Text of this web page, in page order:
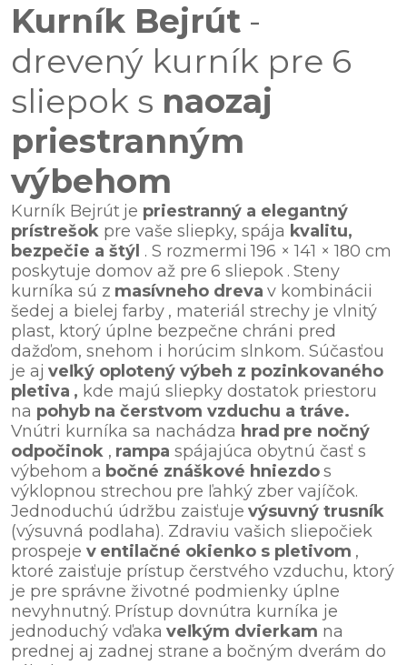
Kurník Bejrút -
drevený kurník pre 6
sliepok s naozaj
priestranným
výbehom
Kurník Bejrút je priestranný a elegantný
prístrešok pre vaše sliepky, spája kvalitu,
bezpečie a štýl . S rozmermi 196 × 141 × 180 cm
poskytuje domov až pre 6 sliepok . Steny
kurníka sú z masívneho dreva v kombinácii
šedej a bielej farby , materiál strechy je vlnitý
plast, ktorý úplne bezpečne chráni pred
dažďom, snehom i horúcim slnkom. Súčasťou
je aj veľký oplotený výbeh z pozinkovaného
pletiva , kde majú sliepky dostatok priestoru
na pohyb na čerstvom vzduchu a tráve.
Vnútri kurníka sa nachádza hrad pre nočný
odpočinok , rampa spájajúca obytnú časť s
výbehom a bočné znáškové hniezdos
výklopnou strechou pre ľahký zber vajíčok.
Jednoduchú údržbu zaisťuje výsuvný trusník
(výsuvná podlaha). Zdraviu vašich sliepočiek
prospeje v entilačné okienko s pletivom ,
ktoré zaisťuje prístup čerstvého vzduchu, ktorý
je pre správne životné podmienky úplne
nevyhnutný. Prístup dovnútra kurníka je
jednoduchý vďaka veľkým dvierkam na
prednej aj zadnej strane a bočným dverám do